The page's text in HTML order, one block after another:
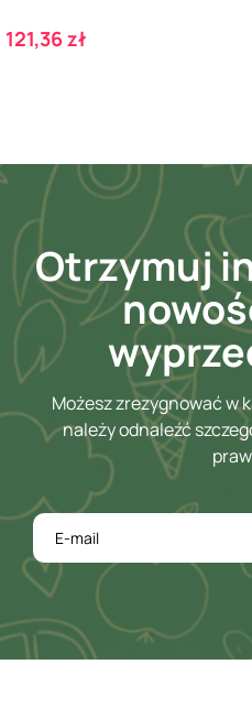
Cena
121,36 zł
Otrzymuj
Możesz zrezygnować w
należy odnaleźć